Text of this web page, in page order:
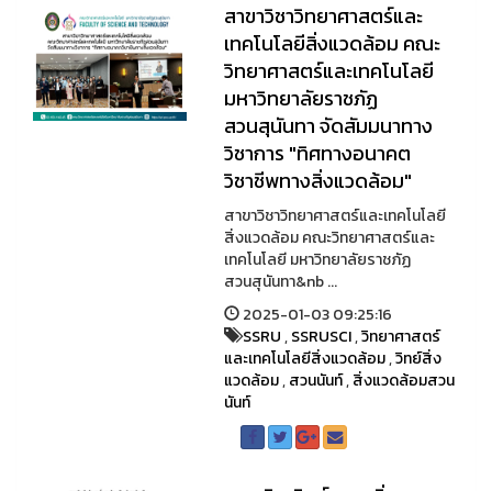
สาขาวิชาวิทยาศาสตร์และ
เทคโนโลยีสิ่งแวดล้อม คณะ
วิทยาศาสตร์และเทคโนโลยี
มหาวิทยาลัยราชภัฏ
สวนสุนันทา จัดสัมมนาทาง
วิชาการ "ทิศทางอนาคต
วิชาชีพทางสิ่งแวดล้อม"
สาขาวิชาวิทยาศาสตร์และเทคโนโลยี
สิ่งแวดล้อม คณะวิทยาศาสตร์และ
เทคโนโลยี มหาวิทยาลัยราชภัฏ
สวนสุนันทา&nb ...
2025-01-03 09:25:16
SSRU,SSRUSCI,วิทยาศาสตร์
และเทคโนโลยีสิ่งแวดล้อม,วิทย์สิ่ง
แวดล้อม,สวนนันท์,สิ่งแวดล้อมสวน
นันท์